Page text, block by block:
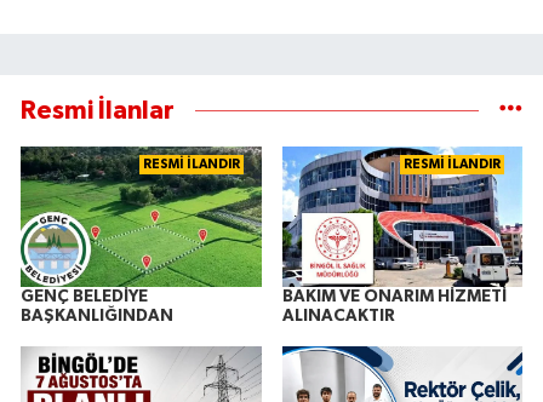
Resmi İlanlar
RESMİ İLANDIR
GENÇ BELEDİYE
BAŞKANLIĞINDAN
RESMİ İLANDIR
BAKIM VE ONARIM HİZMETİ
ALINACAKTIR